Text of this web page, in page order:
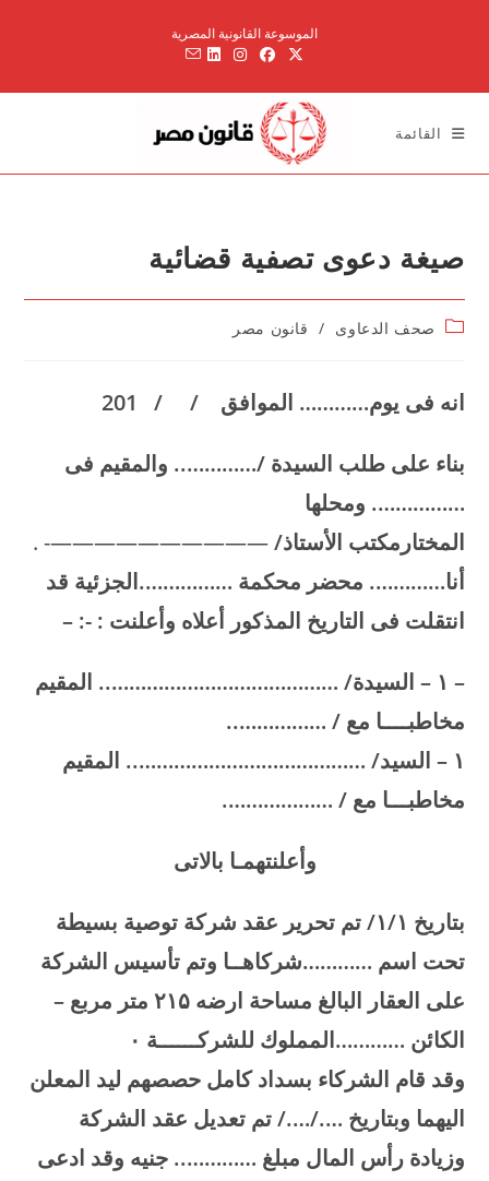
الموسوعة القانونية المصرية
القائمة
صيغة دعوى تصفية قضائية
Postصحف الدعاوى / قانون مصر
انه فى يوم………… الموافق / / 201
بناء على طلب السيدة /………….. والمقيم فى
……………. ومحلها
المختارمكتب الأستاذ/——————————- .
أنا…………. محضر محكمة …………….الجزئية قد
انتقلت فى التاريخ المذكور أعلاه وأعلنت : -: –
– ۱ – السيدة/ ………………………………….. المقيم
مخاطبــــا مع / ……………..
۱ – السيد/ ………………………………….. المقيم
مخاطبـــا مع / ……………….
وأعلنتهمـا بالاتى
بتاريخ ۱/۱/ تم تحرير عقد شركة توصية بسيطة
تحت اسم …………شركاهــا وتم تأسيس الشركة
على العقار البالغ مساحة ارضه۲۱۵ متر مربع –
الكائن …………المملوك للشركــــــة ۰
وقد قام الشركاء بسداد كامل حصصهم ليد المعلن
اليهما وبتاريخ …./…./ تم تعديل عقد الشركة
وزيادة رأس المال مبلغ ………….. جنيه وقد ادعى